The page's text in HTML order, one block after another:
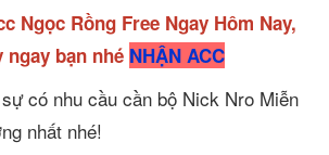
Ngọc Rồng Free Ngay Hôm Nay,
ngay bạn nhé NHẬN ACC
có nhu cầu cần bộ Nick Nro Miễn
nhất nhé!